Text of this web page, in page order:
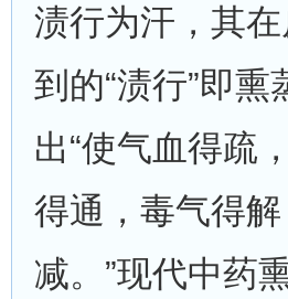
渍行为汗，其
到的“渍行”即
出“使气血得疏
得通，毒气得
减。”现代中药